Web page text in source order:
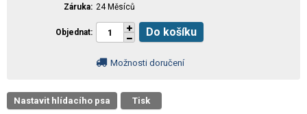
Záruka 24 Měsíců
Objednat Do košíku
Možnosti doručení
Nastavit hlídacího psa Tisk